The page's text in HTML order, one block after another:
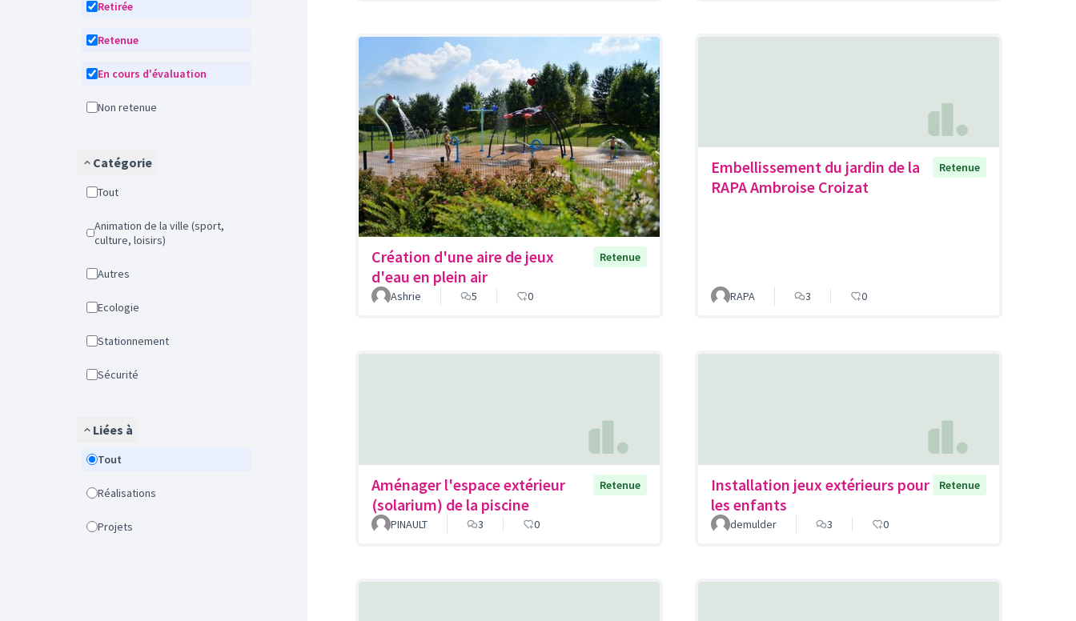
Retirée
Retenue
En cours d'évaluation
Non retenue
Catégorie
Tout
Animation de la ville (sport,
culture, loisirs)
Autres
Ecologie
Stationnement
Sécurité
Liées à
Tout
Réalisations
Projets
Création d'une aire de jeux
d'eau en plein air
Retenue
Ashrie 5 0
Embellissement du jardin de la
RAPA Ambroise Croizat
Retenue
RAPA 3 0
Aménager l'espace extérieur
(solarium) de la piscine
Retenue
PINAULT 3 0
Installation jeux extérieurs pour
les enfants
Retenue
demulder 3 0